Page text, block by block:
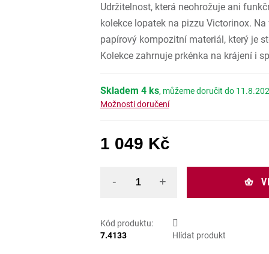
z
5
hvězdiček.
Udržitelnost, která neohrožuje ani
kolekce lopatek na pizzu Victorinox.
papírový kompozitní materiál, který je
Kolekce zahrnuje prkénka na krájení i
Skladem 4 ks
Možnosti doručení
1 049 Kč
Kód produktu:
7.4133
Hlídat produkt